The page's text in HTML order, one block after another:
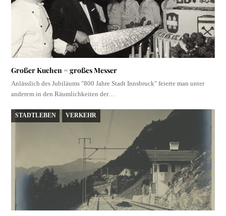
Großer Kuchen = großes Messer
Anlässlich des Jubiläums "800 Jahre Stadt Innsbruck" feierte man unter
anderem in den Räumlichkeiten der…
STADTLEBEN VERKEHR